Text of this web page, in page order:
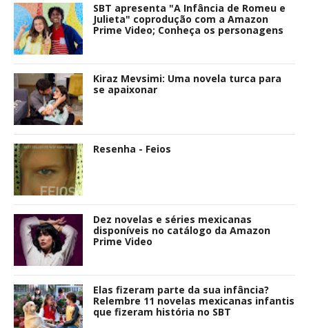
SBT apresenta "A Infância de Romeu e
Julieta" coprodução com a Amazon
Prime Video; Conheça os personagens
Kiraz Mevsimi: Uma novela turca para
se apaixonar
Resenha - Feios
Dez novelas e séries mexicanas
disponíveis no catálogo da Amazon
Prime Video
Elas fizeram parte da sua infância?
Relembre 11 novelas mexicanas infantis
que fizeram história no SBT